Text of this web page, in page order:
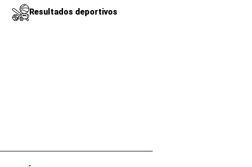
Resultados deportivos